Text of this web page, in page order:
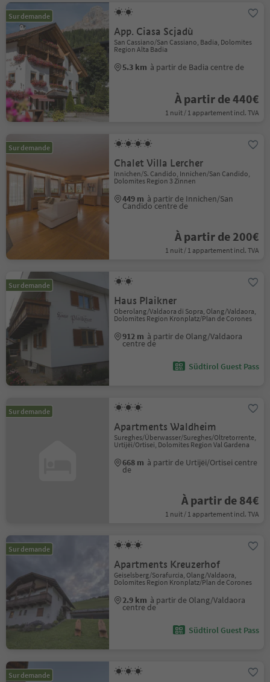
Sur demande
App. Ciasa Scjadù
San Cassiano/San Cassiano, Badia, Dolomites
Region Alta Badia
5.3 km à partir de Badia centre de
À partir de 440€
1 nuit / 1 appartement incl. TVA
Sur demande
Chalet Villa Lercher
Innichen/S. Candido, Innichen/San Candido,
Dolomites Region 3 Zinnen
449 m à partir de Innichen/San
Candido centre de
À partir de 200€
1 nuit / 1 appartement incl. TVA
Sur demande
Haus Plaikner
Oberolang/Valdaora di Sopra, Olang/Valdaora,
Dolomites Region Kronplatz/Plan de Corones
912 m à partir de Olang/Valdaora
centre de
Südtirol Guest Pass
Sur demande
Apartments Waldheim
Sureghes/Überwasser/Sureghes/Oltretorrente,
Urtijëi/Ortisei, Dolomites Region Val Gardena
668 m à partir de Urtijëi/Ortisei centre
de
À partir de 84€
1 nuit / 1 appartement incl. TVA
Sur demande
Apartments Kreuzerhof
Geiselsberg/Sorafurcia, Olang/Valdaora,
Dolomites Region Kronplatz/Plan de Corones
2.9 km à partir de Olang/Valdaora
centre de
Südtirol Guest Pass
Sur demande